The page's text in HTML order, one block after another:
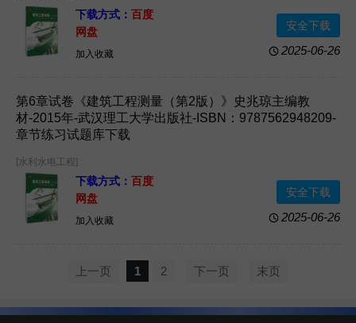
下载方式： 百度
网盘
加入收藏 2025-06-26
安全下载
第6章试卷《建筑工程测量（第2版）》史兆琼主编教
材-2015年-武汉理工大学出版社-ISBN：9787562948209-
章节练习试题库下载
[水利水电工程]
下载方式： 百度
网盘
加入收藏 2025-06-26
安全下载
上一页 1 2 下一页 末页